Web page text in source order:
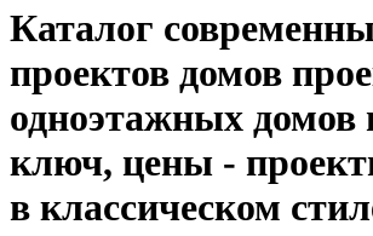
Каталог
проектов домов
одноэтажных домов
ключ, цены -
в классическом